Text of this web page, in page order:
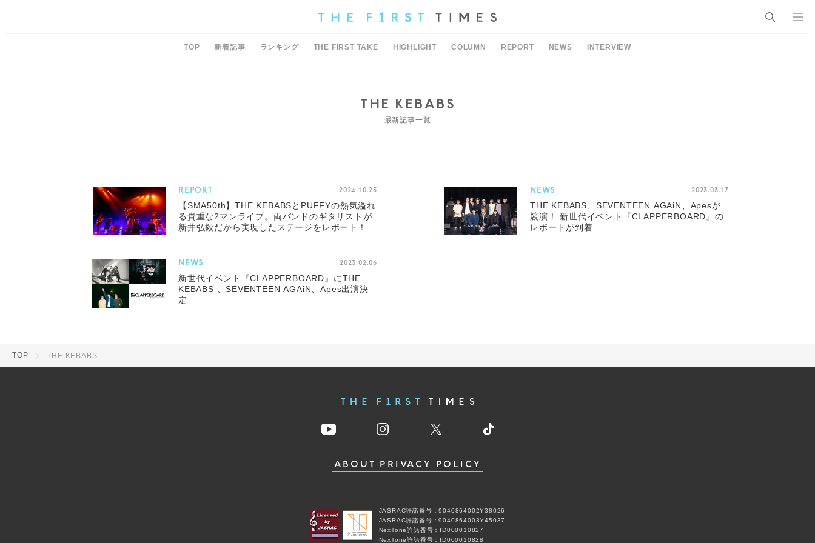
TOP 新着記事 ランキング THE FIRST TAKE HIGHLIGHT COLUMN REPORT NEWS INTERVIEW
THE KEBABS
最新記事一覧
REPORT 2024.10.25
【SMA50th】THE KEBABSとPUFFYの熱気溢れ
る貴重な2マンライブ。両バンドのギタリストが
新井弘毅だから実現したステージをレポート！
NEWS 2023.03.17
THE KEBABS、SEVENTEEN AGAiN、Apesが
競演！ 新世代イベント『CLAPPERBOARD』の
レポートが到着
NEWS 2023.02.06
新世代イベント『CLAPPERBOARD』にTHE
KEBABS 、SEVENTEEN AGAiN、Apes出演決
定
TOP THE KEBABS
ABOUT PRIVACY POLICY
JASRAC許諾番号：9040864002Y38026
JASRAC許諾番号：9040864003Y45037
NexTone許諾番号：ID000010827
NexTone許諾番号：ID000010828